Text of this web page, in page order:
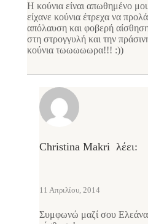
Η κούνια είναι απωθημένο
είχανε κούνια έτρεχα να
απόλαυση και φοβερή
στη στρογγυλή και την
κούνια τωωωωωρα!!! :))
Christina Makri λέει:
11 Απριλίου, 2014
Συμφωνώ μαζί σου Ελεάνα